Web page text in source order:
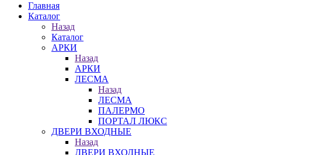
Главная
Каталог
Назад
Каталог
АРКИ
Назад
АРКИ
ЛЕСМА
Назад
ЛЕСМА
ПАЛЕРМО
ПОРТАЛ ЛЮКС
ДВЕРИ ВХОДНЫЕ
Назад
ДВЕРИ ВХОДНЫЕ